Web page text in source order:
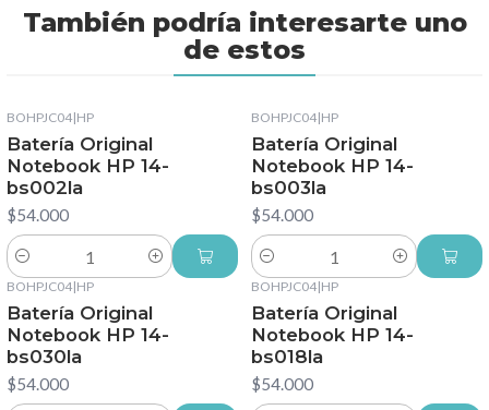
También podría interesarte uno
de estos
BOHPJC04|HP
Batería Original
Notebook HP 14-
bs002la
$54.000
Cantidad
BOHPJC04|HP
Batería Original
Notebook HP 14-
bs003la
$54.000
Cantidad
BOHPJC04|HP
Batería Original
Notebook HP 14-
bs030la
$54.000
BOHPJC04|HP
Batería Original
Notebook HP 14-
bs018la
$54.000